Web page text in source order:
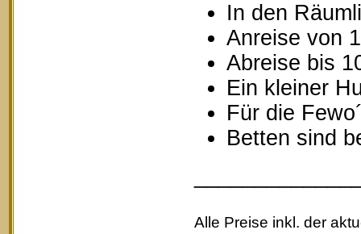
In den
Anreise von
Abreise bis
Ein kleiner
Für die
Betten sind
Alle Preise inkl. der